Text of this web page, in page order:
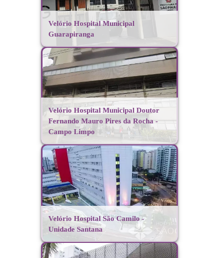
Velório Hospital Municipal
Guarapiranga
Velório Hospital Municipal Doutor
Fernando Mauro Pires da Rocha -
Campo Limpo
Velório Hospital São Camilo -
Unidade Santana